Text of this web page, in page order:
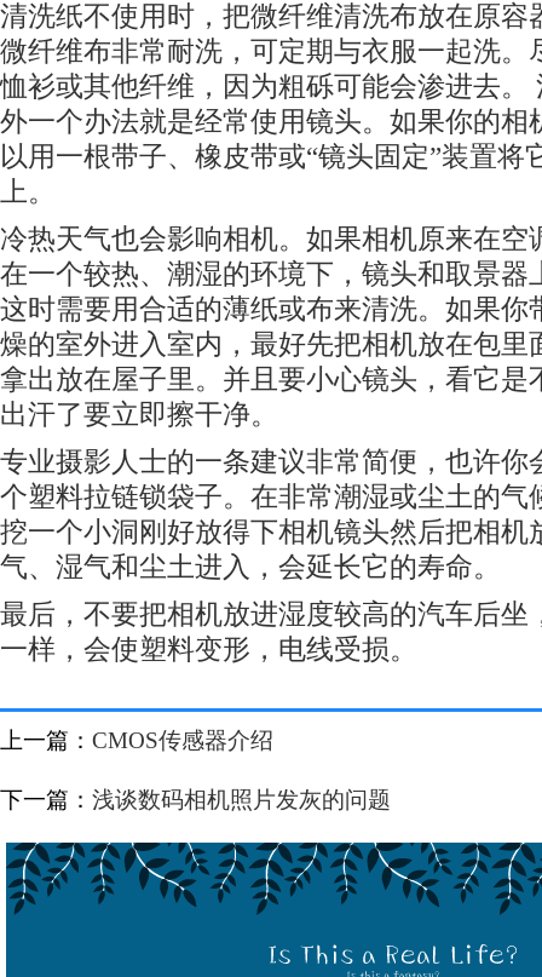
清洗纸不使用时，把微纤维清洗布放在原容
微纤维布非常耐洗，可定期与衣服一起洗。
恤衫或其他纤维，因为粗砾可能会渗进去。
外一个办法就是经常使用镜头。如果你的相
以用一根带子、橡皮带或“镜头固定”装置将
上。
冷热天气也会影响相机。如果相机原来在空
在一个较热、潮湿的环境下，镜头和取景器
这时需要用合适的薄纸或布来清洗。如果你
燥的室外进入室内，最好先把相机放在包里
拿出放在屋子里。并且要小心镜头，看它是
出汗了要立即擦干净。
专业摄影人士的一条建议非常简便，也许你
个塑料拉链锁袋子。在非常潮湿或尘土的气
挖一个小洞刚好放得下相机镜头然后把相机
气、湿气和尘土进入，会延长它的寿命。
最后，不要把相机放进湿度较高的汽车后坐
一样，会使塑料变形，电线受损。
上一篇： CMOS传感器介绍
下一篇： 浅谈数码相机照片发灰的问题